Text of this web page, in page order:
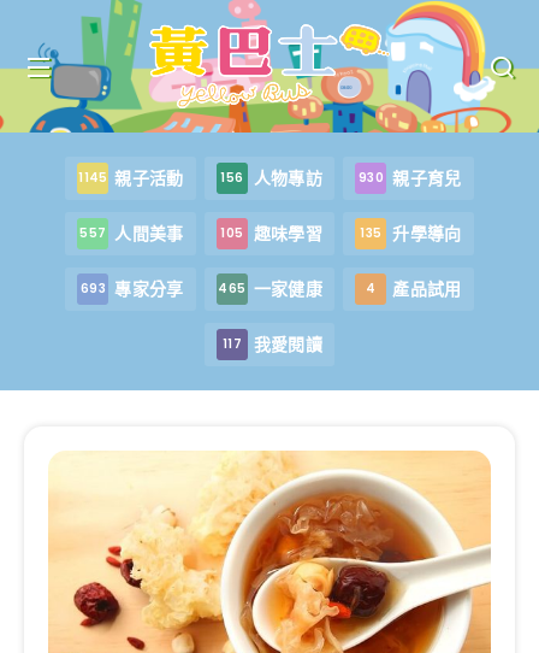
1145 親子活動 156 人物專訪 930 親子育兒
557 人間美事 105 趣味學習 135 升學導向
693 專家分享 465 一家健康 4 產品試用
117 我愛閱讀